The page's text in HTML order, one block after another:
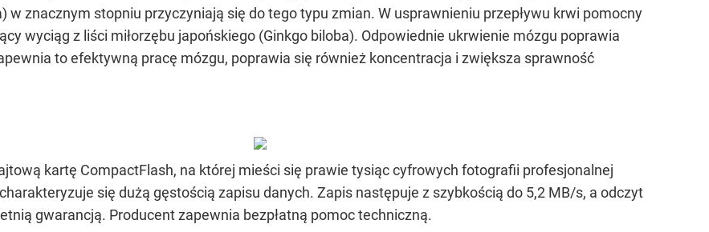
w znacznym stopniu przyczyniają się do tego typu zmian. W usprawnieniu przepływu krwi pomocny
wyciąg z liści miłorzębu japońskiego (Ginkgo biloba). Odpowiednie ukrwienie mózgu poprawia
to efektywną pracę mózgu, poprawia się również koncentracja i zwiększa sprawność
kartę CompactFlash, na której mieści się prawie tysiąc cyfrowych fotografii profesjonalnej
się dużą gęstością zapisu danych. Zapis następuje z szybkością do 5,2 MB/s, a odczyt
gwarancją. Producent zapewnia bezpłatną pomoc techniczną.